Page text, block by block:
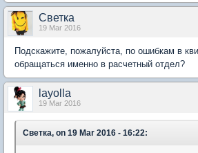
Светка
19 Mar 2016
Подскажите, пожалуйста, по ошибкам в
обращаться именно в расчетный отдел?
layolla
19 Mar 2016
Светка, on 19 Mar 2016 - 16:22: